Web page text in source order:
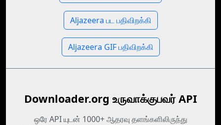
Aljazeera பட பதிவிறக்கி
Aljazeera GIF பதிவிறக்கி
Downloader.org உருவாக்குபவர் API
ஒரே API யுடன் 1000+ ஆதரவு தளங்களிலிருந்து